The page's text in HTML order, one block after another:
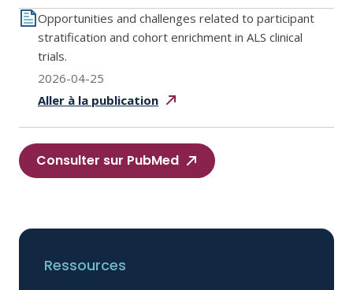
Opportunities and challenges related to participant
stratification and cohort enrichment in ALS clinical
trials.
2026-04-25
Aller à la publication
Consulter sur PubMed
Ressources